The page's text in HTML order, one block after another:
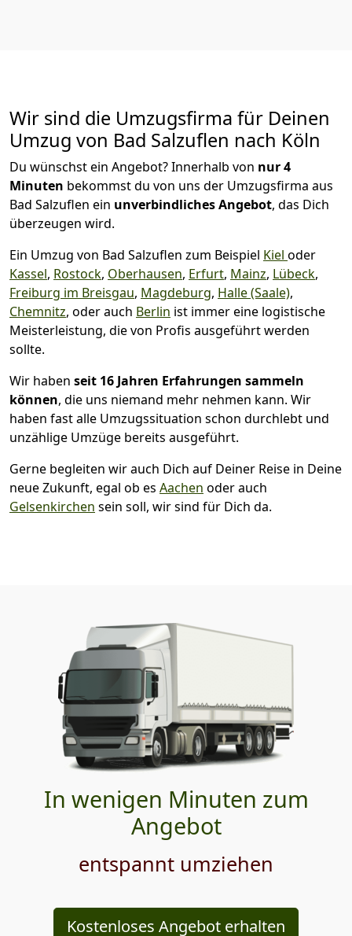
Wir sind die Umzugsfirma für Deinen
Umzug von Bad Salzuflen nach Köln
Du wünschst ein Angebot? Innerhalb von nur 4
Minuten bekommst du von uns der Umzugsfirma aus
Bad Salzuflen ein unverbindliches Angebot, das Dich
überzeugen wird.
Ein Umzug von Bad Salzuflen zum Beispiel Kiel oder
Kassel, Rostock, Oberhausen, Erfurt, Mainz, Lübeck,
Freiburg im Breisgau, Magdeburg, Halle (Saale),
Chemnitz, oder auch Berlin ist immer eine logistische
Meisterleistung, die von Profis ausgeführt werden
sollte.
Wir haben seit 16 Jahren Erfahrungen sammeln
können, die uns niemand mehr nehmen kann. Wir
haben fast alle Umzugssituation schon durchlebt und
unzählige Umzüge bereits ausgeführt.
Gerne begleiten wir auch Dich auf Deiner Reise in Deine
neue Zukunft, egal ob es Aachen oder auch
Gelsenkirchen sein soll, wir sind für Dich da.
In wenigen Minuten zum
Angebot
entspannt umziehen
Kostenloses Angebot erhalten